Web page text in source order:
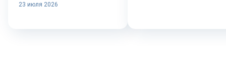
23 июля 2026